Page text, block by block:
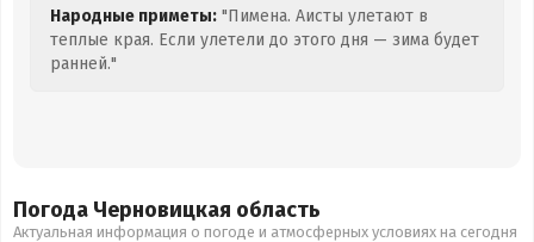
Народные приметы: "Пимена. Аисты улетают в
теплые края. Если улетели до этого дня — зима будет
ранней."
Погода Черновицкая область
Актуальная информация о погоде и атмосферных условиях на сегодня